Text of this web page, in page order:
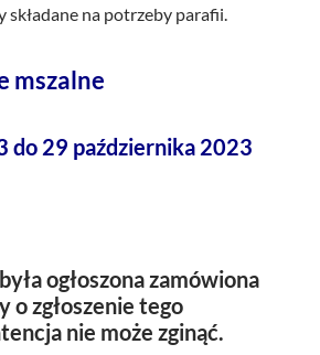
składane na potrzeby parafii.
mszalne
do 29 października 2023
ogłoszona zamówiona
o zgłoszenie tego
nie może zginąć.